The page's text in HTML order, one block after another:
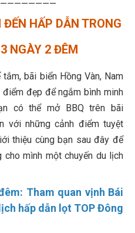
HẤP DẪN TRONG
NGÀY 2 ĐÊM
bãi biển Hồng Vàn, Nam
điểm đẹp để ngắm bình minh
có thể mở BBQ trên bãi
với những cảnh điểm tuyệt
thiệu cùng bạn sau đây để
mình một chuyến du lịch
Tham quan vịnh Bái
hấp dẫn lọt TOP Đông